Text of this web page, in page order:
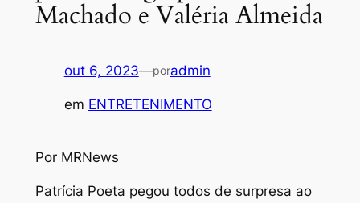
Machado e Valéria Almeida
out 6, 2023—poradmin
em ENTRETENIMENTO
Por MRNews
Patrícia Poeta pegou todos de surpresa ao